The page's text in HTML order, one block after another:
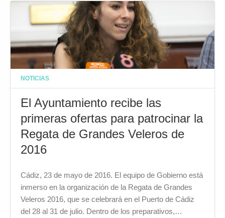
NOTICIAS
El Ayuntamiento recibe las
primeras ofertas para patrocinar la
Regata de Grandes Veleros de
2016
Cádiz, 23 de mayo de 2016. El equipo de Gobierno está
inmerso en la organización de la Regata de Grandes
Veleros 2016, que se celebrará en el Puerto de Cádiz
del 28 al 31 de julio. Dentro de los preparativos,…